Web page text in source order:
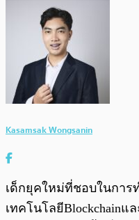
Kasamsak Wongsanin
เด็กยุคใหม่ที่ชอบในการ
เทคโนโลยีBlockchain